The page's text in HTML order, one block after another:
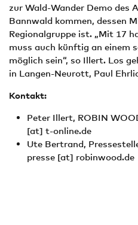
zur Wald-Wander Demo des
Bannwald kommen, dessen
Regionalgruppe ist. „Mit 17
muss auch künftig an einem
möglich sein“, so Illert. Los
in Langen-Neurott, Paul
Kontakt:
Peter Illert, ROBIN
[at] t-online.de
Ute Bertrand,
presse [at] robinwood.de